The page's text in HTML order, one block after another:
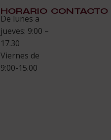
HORARIO
De lunes a
jueves: 9:00 –
17.30
Viernes de
9:00-15.00
CONTACTO